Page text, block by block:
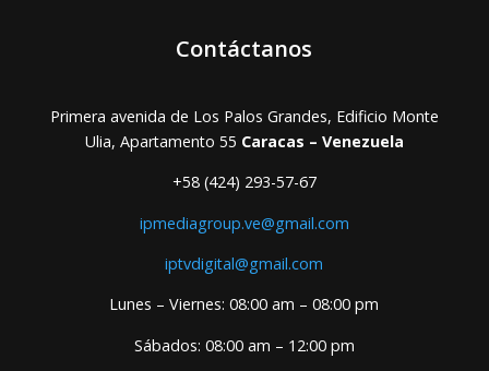
Contáctanos
Primera avenida de Los Palos Grandes, Edificio Monte
Ulia, Apartamento 55 Caracas – Venezuela
+58 (424) 293-57-67
ipmediagroup.ve@gmail.com
iptvdigital@gmail.com
Lunes – Viernes: 08:00 am – 08:00 pm
Sábados: 08:00 am – 12:00 pm